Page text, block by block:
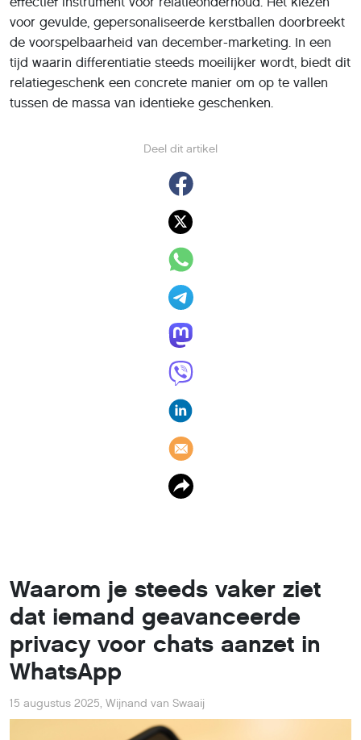
Deel dit artikel
voor gevulde, gepersonaliseerde kerstballen doorbreekt
de voorspelbaarheid van december-marketing. In een
tijd waarin differentiatie steeds moeilijker wordt, biedt dit
relatiegeschenk een concrete manier om op te vallen
tussen de massa van identieke geschenken.
Waarom je steeds vaker ziet
dat iemand geavanceerde
privacy voor chats aanzet in
WhatsApp
15 augustus 2025, Wijnand van Swaaij